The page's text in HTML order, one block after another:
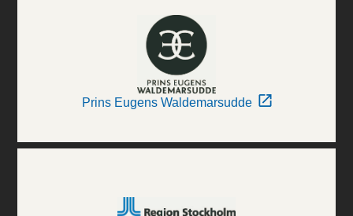
Prins Eugens Waldemarsudde